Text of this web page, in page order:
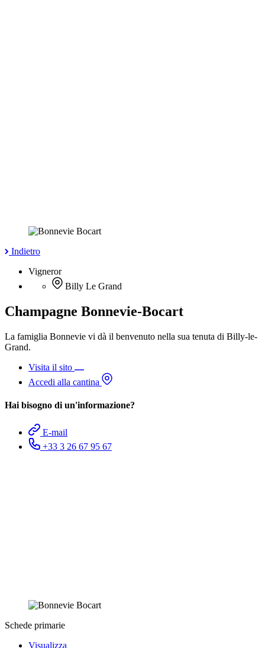
Indietro
Vigneror
Billy Le Grand
Champagne Bonnevie-Bocart
La famiglia Bonnevie vi dà il benvenuto nella sua tenuta di Billy-le-
Grand.
Visita il sito
Accedi alla cantina
Hai bisogno di un'informazione?
E-mail
+33 3 26 67 95 67
Schede primarie
Visualizza